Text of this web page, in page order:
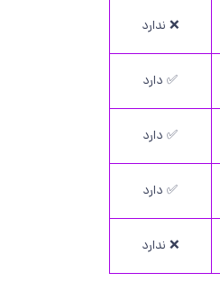
❌ ندارد
✅ دارد
✅ دارد
✅ دارد
❌ ندارد